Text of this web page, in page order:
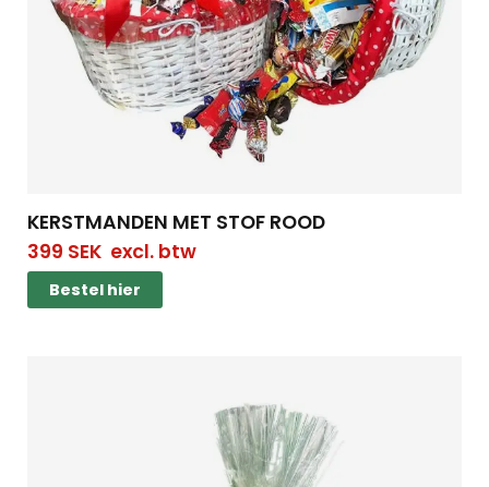
KERSTMANDEN MET STOF ROOD
399 SEKexcl. btw
Bestel hier